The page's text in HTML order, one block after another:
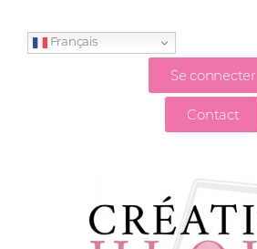
Français
Se connecter
Contact